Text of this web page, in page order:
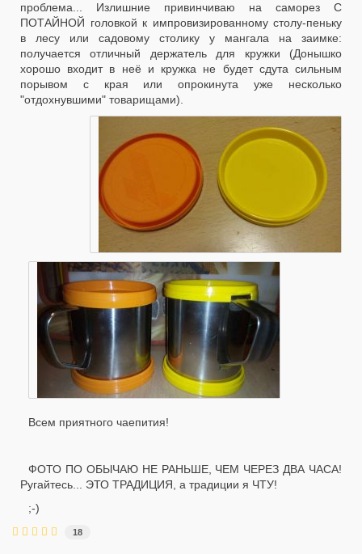
проблема... Излишние привинчиваю на саморез С
ПОТАЙНОЙ головкой к импровизированному столу-пеньку
в лесу или садовому столику у мангала на заимке:
получается отличный держатель для кружки (Донышко
хорошо входит в неё и кружка не будет сдута сильным
порывом с края или опрокинута уже несколько
"отдохнувшими" товарищами).
Всем приятного чаепития!
ФОТО ПО ОБЫЧАЮ НЕ РАНЬШЕ, ЧЕМ ЧЕРЕЗ ДВА ЧАСА!
Ругайтесь... ЭТО ТРАДИЦИЯ, а традиции я ЧТУ!
;-)
18